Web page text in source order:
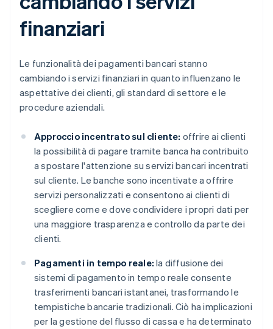
finanziari
Le funzionalità dei pagamenti bancari stanno
cambiando i servizi finanziari in quanto influenzano le
aspettative dei clienti, gli standard di settore e le
procedure aziendali.
Approccio incentrato sul cliente: offrire ai clienti
la possibilità di pagare tramite banca ha contribuito
a spostare l'attenzione su servizi bancari incentrati
sul cliente. Le banche sono incentivate a offrire
servizi personalizzati e consentono ai clienti di
scegliere come e dove condividere i propri dati per
una maggiore trasparenza e controllo da parte dei
clienti.
Pagamenti in tempo reale: la diffusione dei
sistemi di pagamento in tempo reale consente
trasferimenti bancari istantanei, trasformando le
tempistiche bancarie tradizionali. Ciò ha implicazioni
per la gestione del flusso di cassa e ha determinato